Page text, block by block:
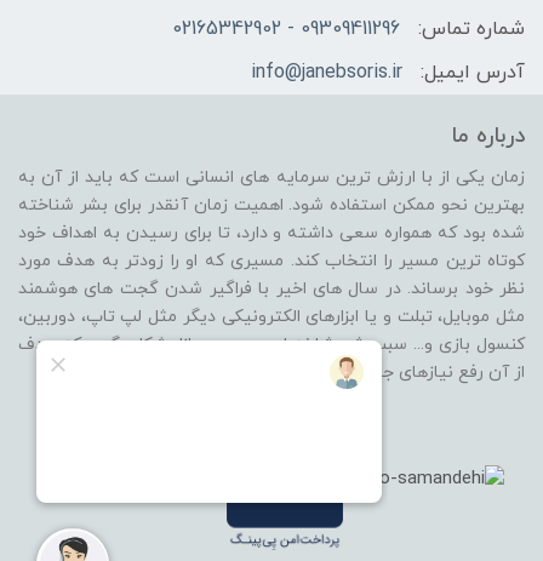
شماره تماس:
09309411296 - 02165342902
آدرس ایمیل:
info@janebsoris.ir
درباره ما
زمان یکی از با ارزش ترین سرمایه های انسانی است که باید از آن به
بهترین نحو ممکن استفاده شود. اهمیت زمان آنقدر برای بشر شناخته
شده بود که همواره سعی داشته و دارد، تا برای رسیدن به اهداف خود
کوتاه ترین مسیر را انتخاب کند. مسیری که او را زودتر به هدف مورد
نظر خود برساند. در سال های اخیر با فراگیر شدن گجت های هوشمند
مثل موبایل، تبلت و یا ابزارهای الکترونیکی دیگر مثل لپ تاپ، دوربین،
کنسول بازی و... سبب شد شاخه ای جدید در بازار شکل بگیرد که هدف
از آن رفع نیازهای جانبی از گروه محصولات باشد.